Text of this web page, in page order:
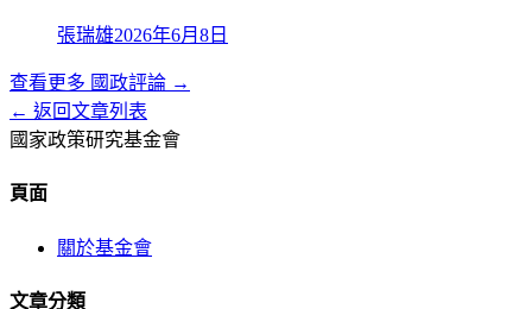
張瑞雄2026年6月8日
查看更多 國政評論 →
← 返回文章列表
國家政策研究基金會
頁面
關於基金會
文章分類